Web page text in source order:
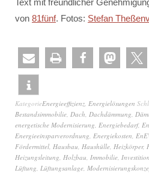
von 81fünf. Fotos: Stefan
KategorieEnergieeffizienz Energielösungen
Bestandsimmobilie Dach Dachdämmung
energetische Modernisierung Energiebedarf,
Energieeinsparverordnung Energiekosten
Fördermittel Hausbau Haushülle Heizkörper,
Heizungsleitung Holzbau Immobilie
Lüftung Lüftungsanlage